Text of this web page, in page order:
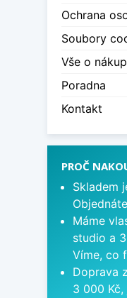
Ochrana
Soubory
Vše o
Poradna
Kontakt
PROČ
Skladem
Máme
studio a
Víme, co
Doprava
3 000 Kč,